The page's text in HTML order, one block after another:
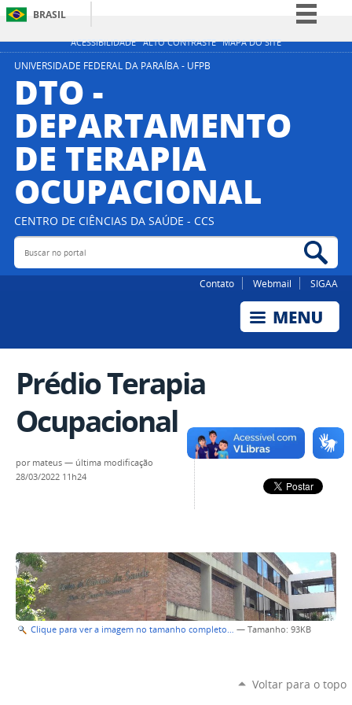
ACESSIBILIDADE ALTO CONTRASTE MAPA DO SITE
BRASIL
Simplifique!
Acesso à informação
Legislação
UNIVERSIDADE FEDERAL DA PARAÍBA - UFPB
DTO -
DEPARTAMENTO
DE TERAPIA
OCUPACIONAL
CENTRO DE CIÊNCIAS DA SAÚDE - CCS
Buscar no portal
Contato Webmail SIGAA
Prédio Terapia
Ocupacional
por mateus — última modificação
28/03/2022 11h24
Clique para ver a imagem no tamanho completo… — Tamanho: 93KB
Voltar para o topo